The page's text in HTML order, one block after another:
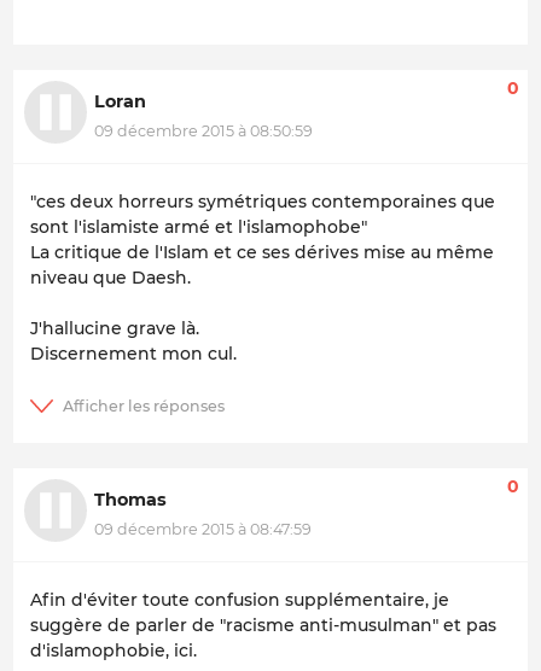
Loran
09 décembre 2015 à 08:50:59
0
"ces deux horreurs symétriques contemporaines que
sont l'islamiste armé et l'islamophobe"
La critique de l'Islam et ce ses dérives mise au même
niveau que Daesh.
J'hallucine grave là.
Discernement mon cul.
Thomas
09 décembre 2015 à 08:47:59
0
Afin d'éviter toute confusion supplémentaire, je
suggère de parler de "racisme anti-musulman" et pas
d'islamophobie, ici.